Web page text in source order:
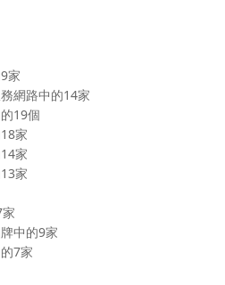
家
網路中的14家
19個
家
家
家
中的9家
7家